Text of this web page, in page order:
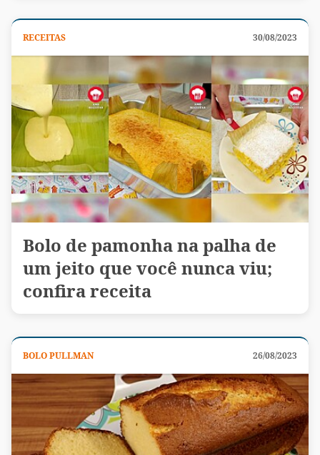
RECEITAS 30/08/2023
Bolo de pamonha na palha de
um jeito que você nunca viu;
confira receita
BOLO PULLMAN 26/08/2023